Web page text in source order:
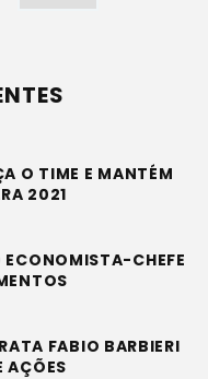
O TIME E MANTÉM
2021
ECONOMISTA-CHEFE
FABIO BARBIERI
AÇÕES